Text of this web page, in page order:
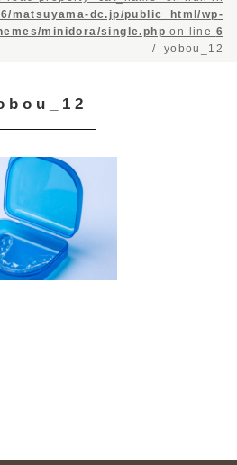
matsuyama-dc.jp/public_html/wp-
minidora/single.php on line 6
yobou_12